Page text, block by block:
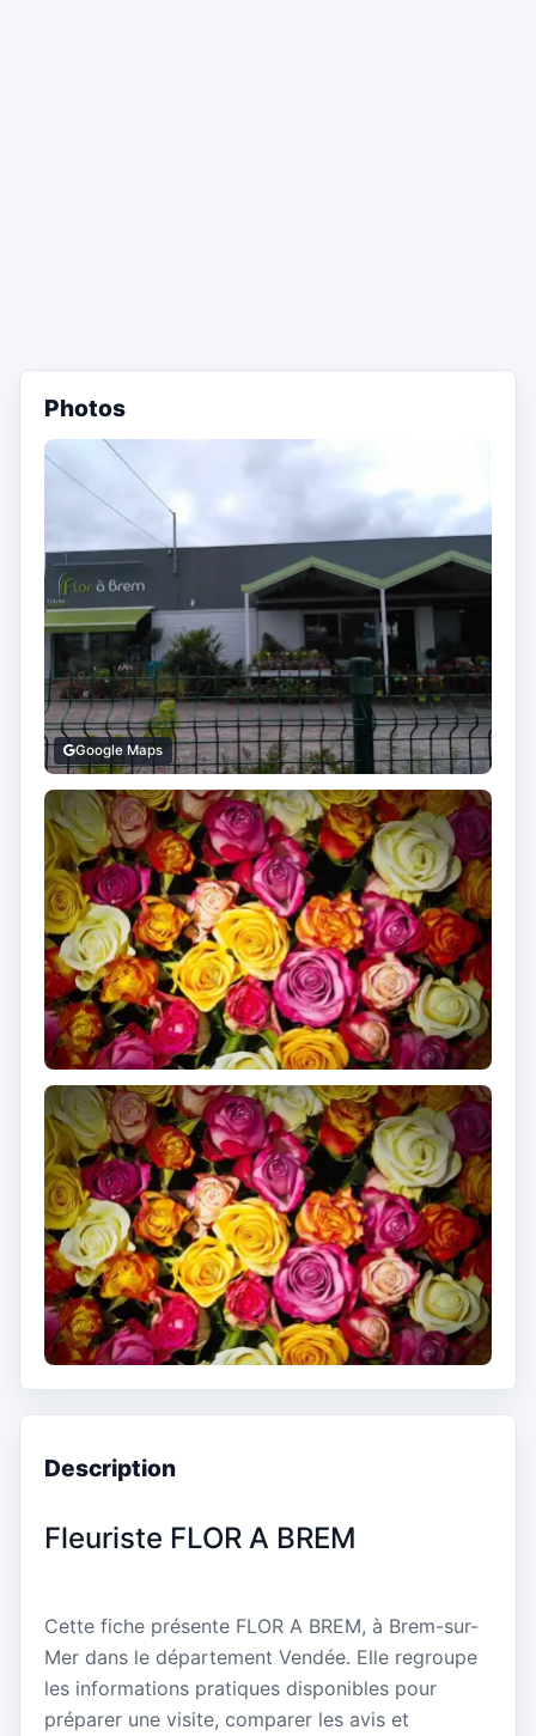
Photos
Google Maps
Description
Fleuriste FLOR A BREM
Cette fiche présente FLOR A BREM, à Brem-sur-
Mer dans le département Vendée. Elle regroupe
les informations pratiques disponibles pour
préparer une visite, comparer les avis et